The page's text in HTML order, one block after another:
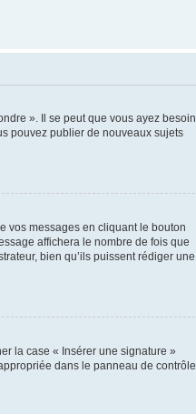
». Il se peut que vous ayez besoin
pouvez publier de nouveaux sujets
vos messages en cliquant le bouton
affichera le nombre de fois que
bien qu’ils puissent rédiger une
la case « Insérer une signature »
dans le panneau de contrôle